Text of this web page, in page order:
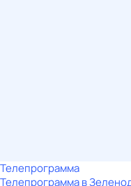
Телепрограмма
Телепрограмма в